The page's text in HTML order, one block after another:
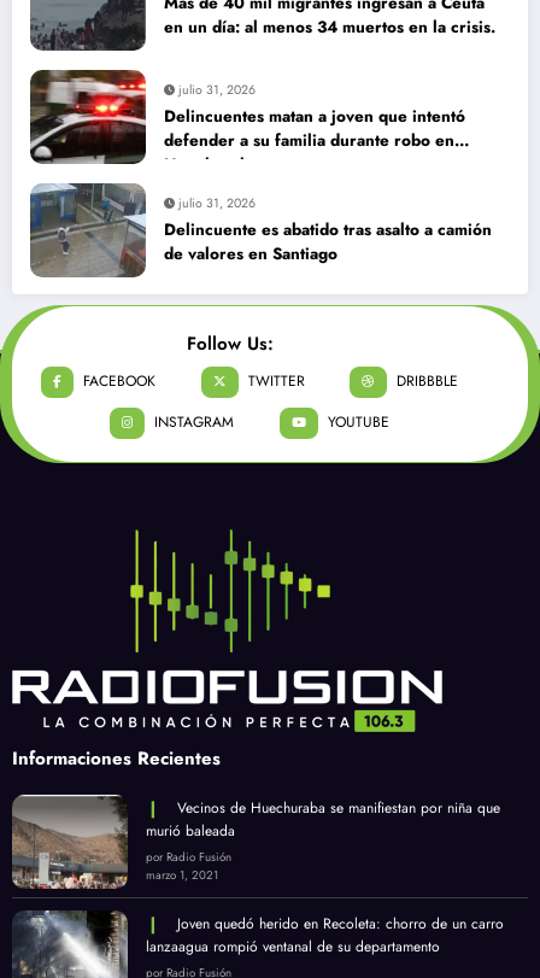
en un día: al menos 34 muertos en la crisis.
julio 31, 2026
Delincuentes matan a joven que intentó
defender a su familia durante robo en
Huechuraba
julio 31, 2026
Delincuente es abatido tras asalto a camión
de valores en Santiago
Follow Us:
FACEBOOK TWITTER
DRIBBBLE
INSTAGRAM
YOUTUBE
Informaciones Recientes
Vecinos de Huechuraba se manifiestan por niña que
murió baleada
por Radio Fusión
marzo 1, 2021
Joven quedó herido en Recoleta: chorro de un carro
lanzaagua rompió ventanal de su departamento
por Radio Fusión